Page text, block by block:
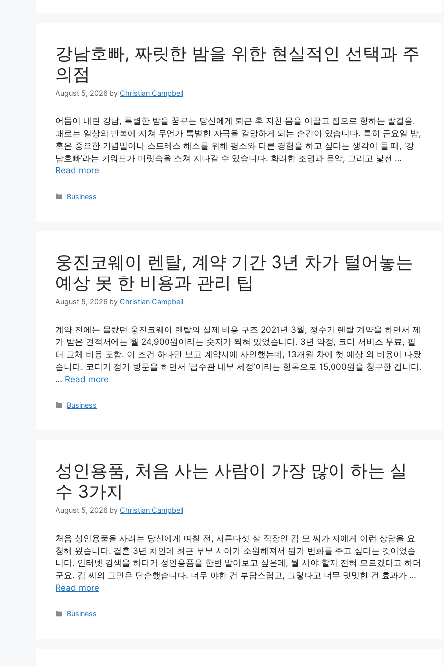
강남호빠, 짜릿한 밤을 위한 현실적인 선택과 주
의점
August 5, 2026 by Christian Campbell
어둠이 내린 강남, 특별한 밤을 꿈꾸는 당신에게 퇴근 후 지친 몸을 이끌고 집으로 향하는 발걸음.
때로는 일상의 반복에 지쳐 무언가 특별한 자극을 갈망하게 되는 순간이 있습니다. 특히 금요일 밤,
혹은 중요한 기념일이나 스트레스 해소를 위해 평소와 다른 경험을 하고 싶다는 생각이 들 때, ‘강
남호빠’라는 키워드가 머릿속을 스쳐 지나갈 수 있습니다. 화려한 조명과 음악, 그리고 낯선 …
Read more
Categories
Business
웅진코웨이 렌탈, 계약 기간 3년 차가 털어놓는
예상 못 한 비용과 관리 팁
August 5, 2026 by Christian Campbell
계약 전에는 몰랐던 웅진코웨이 렌탈의 실제 비용 구조 2021년 3월, 정수기 렌탈 계약을 하면서 제
가 받은 견적서에는 월 24,900원이라는 숫자가 찍혀 있었습니다. 3년 약정, 코디 서비스 무료, 필
터 교체 비용 포함. 이 조건 하나만 보고 계약서에 사인했는데, 13개월 차에 첫 예상 외 비용이 나왔
습니다. 코디가 정기 방문을 하면서 ‘급수관 내부 세정’이라는 항목으로 15,000원을 청구한 겁니다.
… Read more
Categories
Business
성인용품, 처음 사는 사람이 가장 많이 하는 실
수 3가지
August 5, 2026 by Christian Campbell
처음 성인용품을 사려는 당신에게 며칠 전, 서른다섯 살 직장인 김 모 씨가 저에게 이런 상담을 요
청해 왔습니다. 결혼 3년 차인데 최근 부부 사이가 소원해져서 뭔가 변화를 주고 싶다는 것이었습
니다. 인터넷 검색을 하다가 성인용품을 한번 알아보고 싶은데, 뭘 사야 할지 전혀 모르겠다고 하더
군요. 김 씨의 고민은 단순했습니다. 너무 야한 건 부담스럽고, 그렇다고 너무 밋밋한 건 효과가 …
Read more
Categories
Business